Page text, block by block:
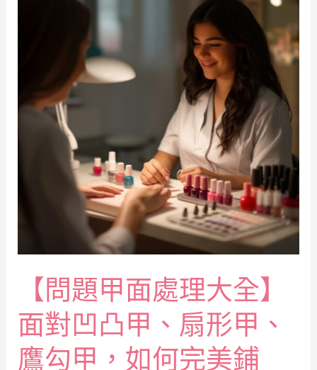
【問題甲面處理大全】
面對凹凸甲、扇形甲、
鷹勾甲，如何完美鋪